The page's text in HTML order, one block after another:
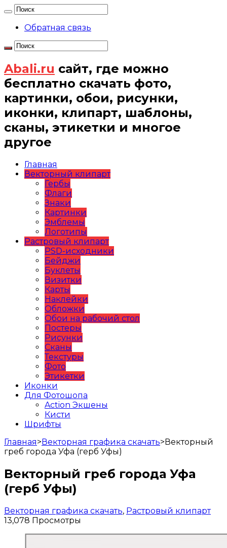
Обратная связь
Abali.ru сайт, где можно
бесплатно скачать фото,
картинки, обои, рисунки,
иконки, клипарт, шаблоны,
сканы, этикетки и многое
другое
Главная
Векторный клипарт
Гербы
Флаги
Знаки
Картинки
Эмблемы
Логотипы
Растровый клипарт
PSD-исходники
Бейджи
Буклеты
Визитки
Карты
Наклейки
Обложки
Обои на рабочий стол
Постеры
Рисунки
Сканы
Текстуры
Фото
Этикетки
Иконки
Для Фотошопа
Action Экшены
Кисти
Шрифты
Главная>Векторная графика скачать>Векторный
греб города Уфа (герб Уфы)
Векторный греб города Уфа
(герб Уфы)
Векторная графика скачать, Растровый клипарт
13,078 Просмотры